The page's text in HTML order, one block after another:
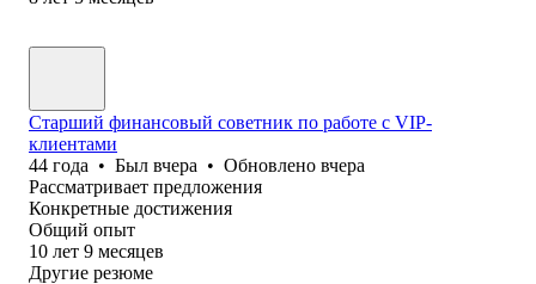
Старший финансовый советник по работе с VIP-
клиентами
44 года • Был вчера • Обновлено вчера
Рассматривает предложения
Конкретные достижения
Общий опыт
10 лет 9 месяцев
Другие резюме